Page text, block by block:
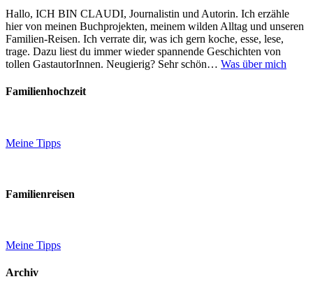
Hallo, ICH BIN CLAUDI, Journalistin und Autorin. Ich erzähle
hier von meinen Buchprojekten, meinem wilden Alltag und unseren
Familien-Reisen. Ich verrate dir, was ich gern koche, esse, lese,
trage. Dazu liest du immer wieder spannende Geschichten von
tollen GastautorInnen. Neugierig? Sehr schön… Was über mich
Familienhochzeit
Meine Tipps
Familienreisen
Meine Tipps
Archiv